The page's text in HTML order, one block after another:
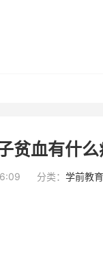
贫血有什
分类： 学前教育